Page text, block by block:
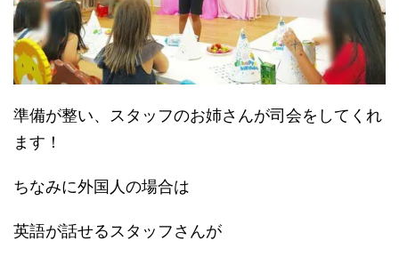
準備が整い、スタッフのお姉さんが司会をしてくれ
ます！
ちなみに外国人の場合は
英語が話せるスタッフさんが